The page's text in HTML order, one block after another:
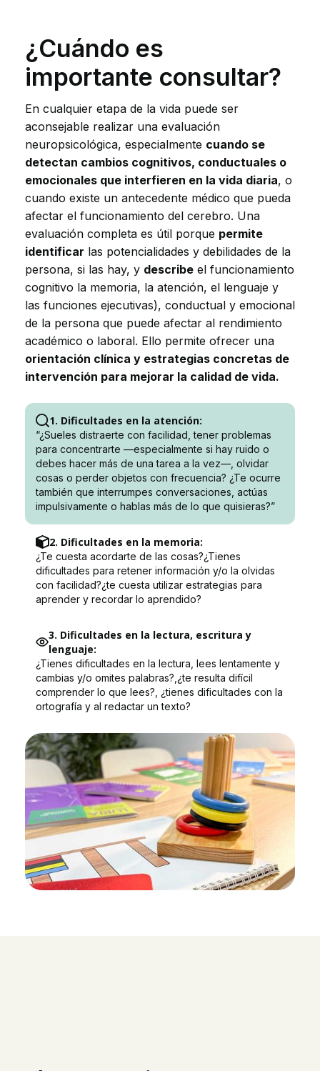
¿Cuándo es
importante consultar?
En cualquier etapa de la vida puede ser
aconsejable realizar una evaluación
neuropsicológica, especialmente cuando se
detectan cambios cognitivos, conductuales o
emocionales que interfieren en la vida diaria, o
cuando existe un antecedente médico que pueda
afectar el funcionamiento del cerebro. Una
evaluación completa es útil porque permite
identificar las potencialidades y debilidades de la
persona, si las hay, y describe el funcionamiento
cognitivo la memoria, la atención, el lenguaje y
las funciones ejecutivas), conductual y emocional
de la persona que puede afectar al rendimiento
académico o laboral. Ello permite ofrecer una
orientación clínica y estrategias concretas de
intervención para mejorar la calidad de vida.
1. Dificultades en la atención:
“¿Sueles distraerte con facilidad, tener problemas
para concentrarte —especialmente si hay ruido o
debes hacer más de una tarea a la vez—, olvidar
cosas o perder objetos con frecuencia? ¿Te ocurre
también que interrumpes conversaciones, actúas
impulsivamente o hablas más de lo que quisieras?”
2. Dificultades en la memoria:
¿Te cuesta acordarte de las cosas?¿Tienes
dificultades para retener información y/o la olvidas
con facilidad?¿te cuesta utilizar estrategias para
aprender y recordar lo aprendido?
3. Dificultades en la lectura, escritura y
lenguaje:
¿Tienes dificultades en la lectura, lees lentamente y
cambias y/o omites palabras?,¿te resulta difícil
comprender lo que lees?, ¿tienes dificultades con la
ortografía y al redactar un texto?